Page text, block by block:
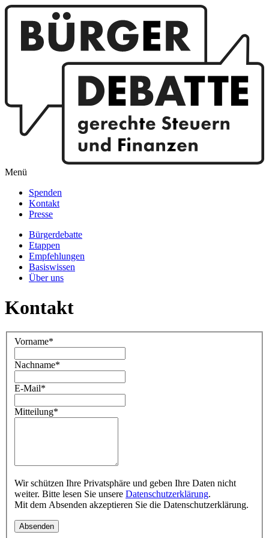
Menü
Spenden
Kontakt
Presse
Bürgerdebatte
Etappen
Empfehlungen
Basiswissen
Über uns
Kontakt
Vorname*
Nachname*
E-Mail*
Mitteilung*
Wir schützen Ihre Privatsphäre und geben Ihre Daten nicht
weiter. Bitte lesen Sie unsere Datenschutzerklärung.
Mit dem Absenden akzeptieren Sie die Datenschutzerklärung.